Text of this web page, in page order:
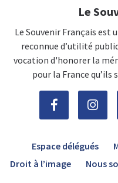
Le
Le Souvenir Français est
reconnue d’utilité
vocation d'honorer la
pour la France
Espace délégués
Droit à l’image
Nous